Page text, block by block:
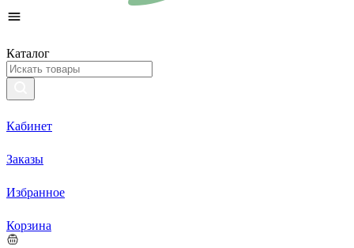
Каталог
Кабинет
Заказы
Избранное
Корзина